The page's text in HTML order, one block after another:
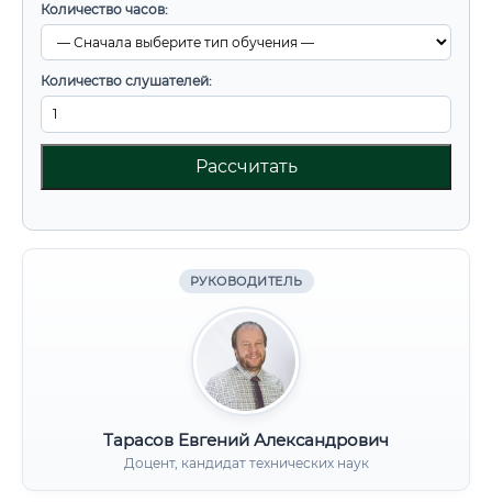
Количество часов:
Количество слушателей:
Рассчитать
РУКОВОДИТЕЛЬ
Тарасов Евгений Александрович
Доцент, кандидат технических наук